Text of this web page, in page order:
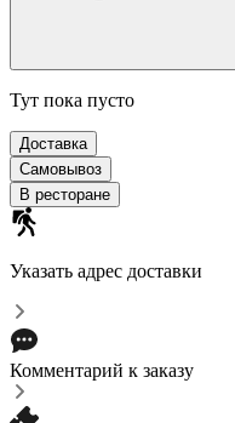
Тут пока пусто
Доставка
Самовывоз
В ресторане
Указать адрес доставки
Комментарий к заказу